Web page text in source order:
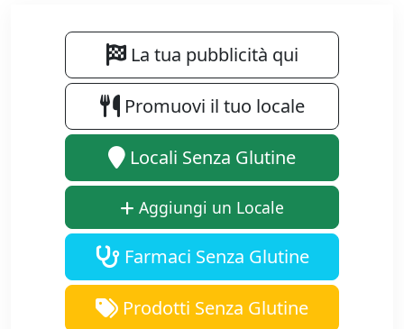
La tua pubblicità qui
Promuovi il tuo locale
Locali Senza Glutine
Aggiungi un Locale
Farmaci Senza Glutine
Prodotti Senza Glutine